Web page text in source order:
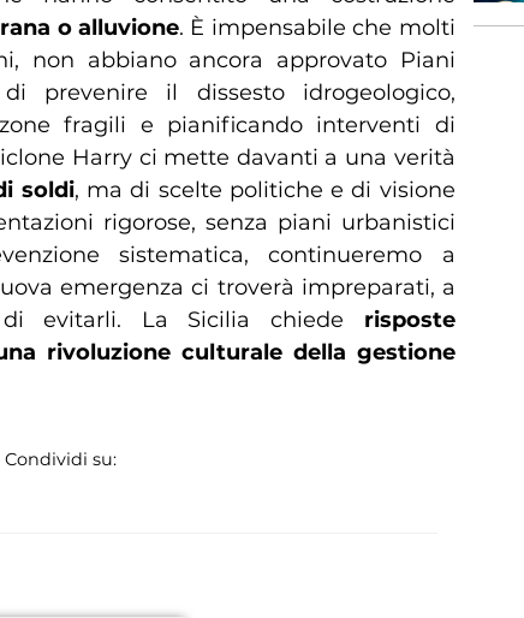
o alluvione. È impensabile che molti
non abbiano ancora approvato Piani
prevenire il dissesto idrogeologico,
fragili e pianificando interventi di
Harry ci mette davanti a una verità
soldi, ma di scelte politiche e di visione
rigorose, senza piani urbanistici
sistematica, continueremo a
emergenza ci troverà impreparati, a
evitarli. La Sicilia chiede risposte
rivoluzione culturale della gestione
Condividi su: